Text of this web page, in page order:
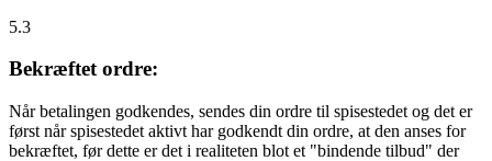
5.3
Bekræftet ordre:
Når betalingen godkendes, sendes din ordre til spisestedet og det er
først når spisestedet aktivt har godkendt din ordre, at den anses for
bekræftet, før dette er det i realiteten blot et "bindende tilbud" der